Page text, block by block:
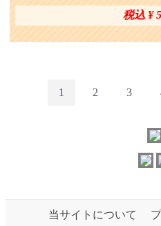
税込 ¥
1 2 3
当サイトについて